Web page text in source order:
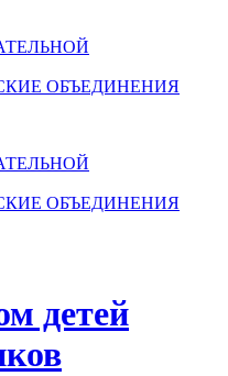
ОБЪЕДИНЕНИЯ
ОБЪЕДИНЕНИЯ
детей